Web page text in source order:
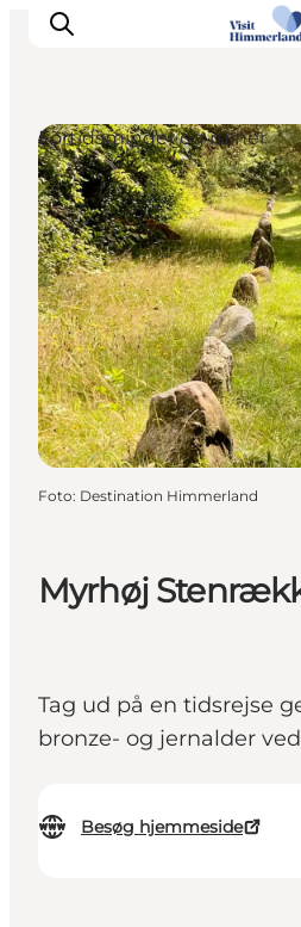
Oplev Himmerland
Udforsk naturen
Himmerlandsbyer
DET SKER
Planlæg din ferie
Book Oplevelser
Praktisk info
Myrhøj
Tag ud på en tidsrejse
bronze- og jernalder
Besøg hjemmeside
Fortidsminder og ruiner
Foto: Destination Himmerland